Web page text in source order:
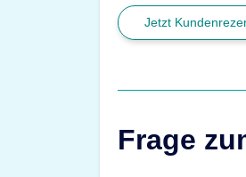
Jetzt
Frage